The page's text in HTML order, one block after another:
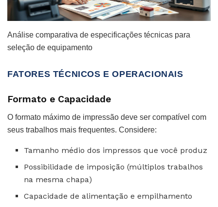
Análise comparativa de especificações técnicas para
seleção de equipamento
FATORES TÉCNICOS E OPERACIONAIS
Formato e Capacidade
O formato máximo de impressão deve ser compatível com
seus trabalhos mais frequentes. Considere:
Tamanho médio dos impressos que você produz
Possibilidade de imposição (múltiplos trabalhos
na mesma chapa)
Capacidade de alimentação e empilhamento